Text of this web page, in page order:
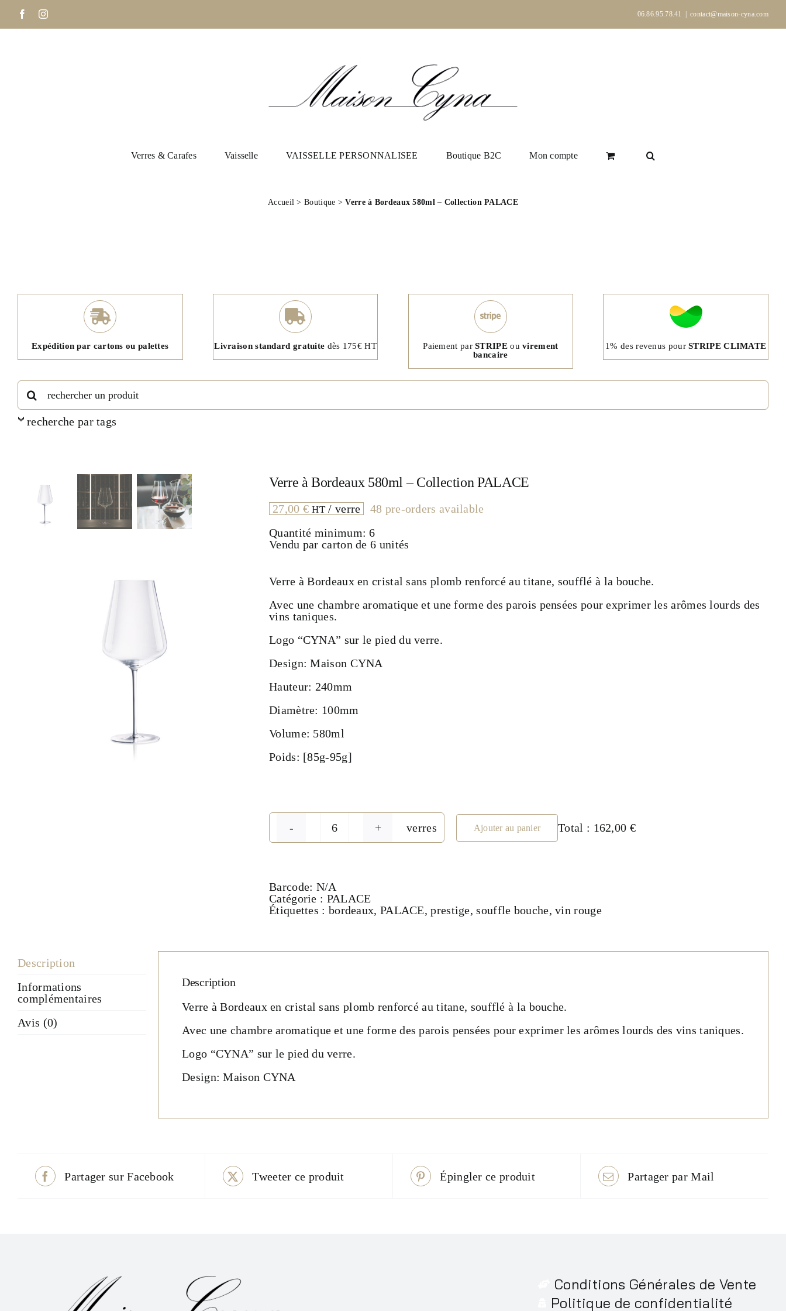
contenu
FacebookInstagram 06.86.95.78.41 contact@maison-cyna.com
Verres & Carafes Vaisselle VAISSELLE PERSONNALISEE Boutique B2C Mon compte
Accueil >Boutique >Verre à Bordeaux 580ml – Collection PALACE
Expédition par cartons ou palettes Livraison standard gratuite dès 175€ HT Paiement parSTRIPEouvirement
bancaire
1% des revenus pourSTRIPE CLIMATE
Rechercher:
recherche par tags
Verre à Bordeaux 580ml – Collection PALACE
27,00 € HT/ verre
48 pre-orders available
Quantité minimum: 6
Vendu par carton de 6 unités
Verre à Bordeaux en cristal sans plomb renforcé au titane, soufflé à la bouche.
Avec une chambre aromatique et une forme des parois pensées pour exprimer les arômes lourds des
vins taniques.
Logo “CYNA” sur le pied du verre.
Design: Maison CYNA
Hauteur: 240mm
Diamètre: 100mm
Volume: 580ml
Poids: [85g-95g]
quantité
de
-
Collection
verres Ajouter au panier Total : 162,00 €
Barcode: N/A
Catégorie : PALACE
Étiquettes : bordeaux, PALACE,prestige,souffle bouche,vin rouge
Description
Informations
complémentaires
Avis (0)
Description
Verre à Bordeaux en cristal sans plomb renforcé au titane, soufflé à la bouche.
Avec une chambre aromatique et une forme des parois pensées pour exprimer les arômes lourds des vins taniques.
Logo “CYNA” sur le pied du verre.
Design: Maison CYNA
Partager sur Facebook Tweeter ce produit Épingler ce produit Partager par Mail
Conditions Générales de Vente
Politique de confidentialité